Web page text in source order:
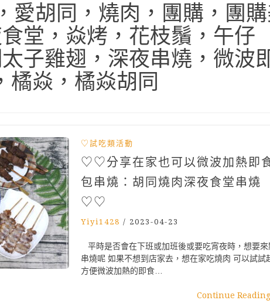
愛胡同，燒肉，團購，團
堂，焱烤，花枝鬚，午仔
子雞翅，深夜串燒，微波
焱，橘焱胡同
♡試吃類活動
♡♡分享在家也可以微波加熱即
包串燒：胡同燒肉深夜食堂串燒
♡♡
Yiyi1428 / 2023-04-23
平時是否會在下班或加班後或要吃宵夜時，想要來
串燒呢 如果不想到店家去，想在家吃燒肉 可以試試
方便微波加熱的即食…
Continue Reading